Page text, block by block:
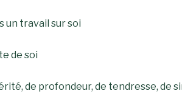
un travail sur soi
de soi
de profondeur, de tendresse, de